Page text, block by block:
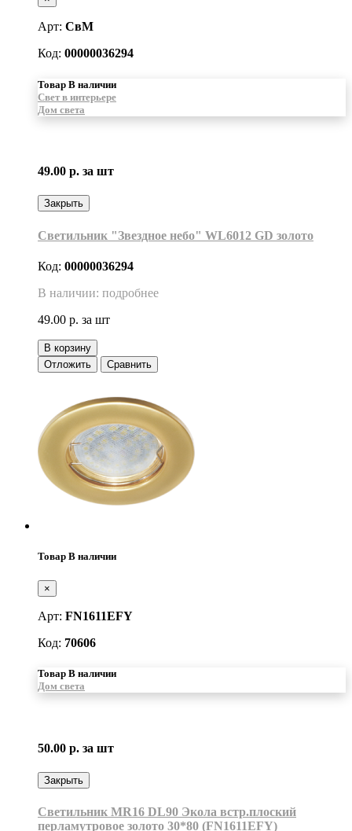
Арт: СвМ
Код: 00000036294
Товар В наличии
Свет в интерьере
Дом света
49.00 р. за шт
Закрыть
Светильник "Звездное небо" WL6012 GD золото
Код: 00000036294
В наличии: подробнее
49.00 р. за шт
В корзину
Отложить
Сравнить
Товар В наличии
×
Арт: FN1611EFY
Код: 70606
Товар В наличии
Дом света
50.00 р. за шт
Закрыть
Светильник MR16 DL90 Экола встр.плоский
перламутровое золото 30*80 (FN1611EFY)